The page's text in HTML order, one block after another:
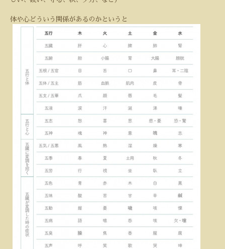
体や心どういう関係があるのかというと